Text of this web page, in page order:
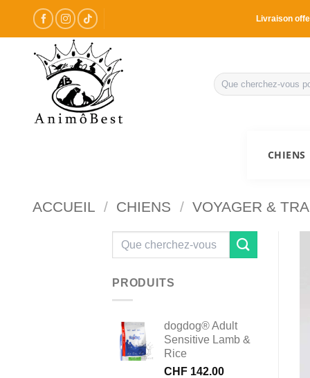
contenu
Livraison
Recherche
pour :
CHIENS
ACCUEIL / CHIENS / VOYAGER &
pour :
PRODUITS
dogdog® Adult
Sensitive Lamb &
Rice
CHF 142.00